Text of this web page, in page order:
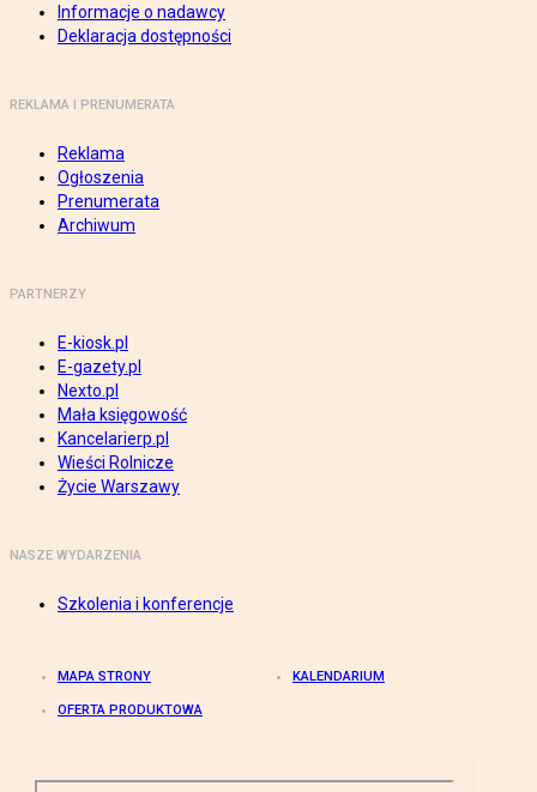
Informacje o nadawcy
Deklaracja dostępności
REKLAMA I PRENUMERATA
Reklama
Ogłoszenia
Prenumerata
Archiwum
PARTNERZY
E-kiosk.pl
E-gazety.pl
Nexto.pl
Mała księgowość
Kancelarierp.pl
Wieści Rolnicze
Życie Warszawy
NASZE WYDARZENIA
Szkolenia i konferencje
MAPA STRONY KALENDARIUM
OFERTA PRODUKTOWA